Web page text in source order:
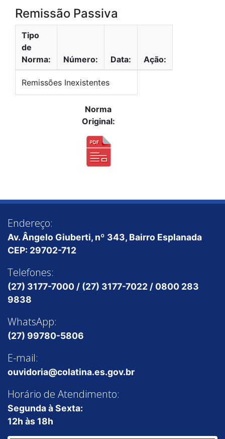
Remissão Passiva
Tipo
de
Norma:
Número: Data: Ação:
Remissões Inexistentes
Norma
Original:
Endereço:
Av. Ângelo Giuberti, nº 343, Bairro Esplanada
CEP: 29702-712
Telefones:
(27) 3177-7000 / (27) 3177-7022 / 0800 283
9838
WhatsApp:
(27) 99780-5806
E-mail:
ouvidoria@colatina.es.gov.br
Horário de Atendimento:
Segunda à Sexta:
12h às 18h